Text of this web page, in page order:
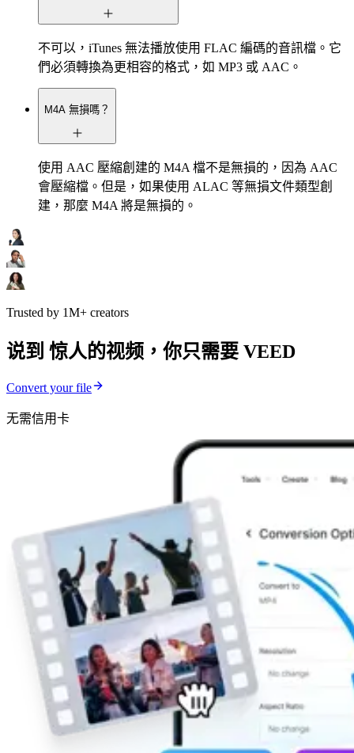
不可以，iTunes 無法播放使用 FLAC 編碼的音訊檔。它
們必須轉換為更相容的格式，如 MP3 或 AAC。
M4A 無損嗎？
使用 AAC 壓縮創建的 M4A 檔不是無損的，因為 AAC
會壓縮檔。但是，如果使用 ALAC 等無損文件類型創
建，那麼 M4A 將是無損的。
Trusted by 1M+ creators
说到 惊人的视频，你只需要 VEED
Convert your file
无需信用卡